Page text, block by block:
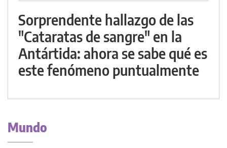
Sorprendente hallazgo de las
"Cataratas de sangre" en la
Antártida: ahora se sabe qué es
este fenómeno puntualmente
Mundo